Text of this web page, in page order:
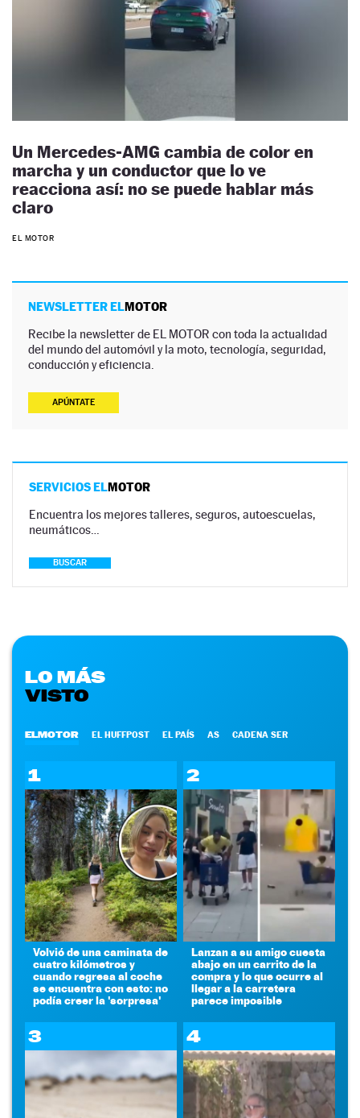
Un Mercedes-AMG cambia de color en
marcha y un conductor que lo ve
reacciona así: no se puede hablar más
claro
EL MOTOR
NEWSLETTER ELMOTOR
Recibe la newsletter de EL MOTOR con toda la actualidad
del mundo del automóvil y la moto, tecnología, seguridad,
conducción y eficiencia.
APÚNTATE
SERVICIOS ELMOTOR
Encuentra los mejores talleres, seguros, autoescuelas,
neumáticos…
BUSCAR
LO MÁS
VISTO
ELMOTOR EL HUFFPOST EL PAÍS AS CADENA SER
1
Volvió de una caminata de
cuatro kilómetros y
cuando regresa al coche
se encuentra con esto: no
podía creer la 'sorpresa'
2
Lanzan a su amigo cuesta
abajo en un carrito de la
compra y lo que ocurre al
llegar a la carretera
parece imposible
3 4